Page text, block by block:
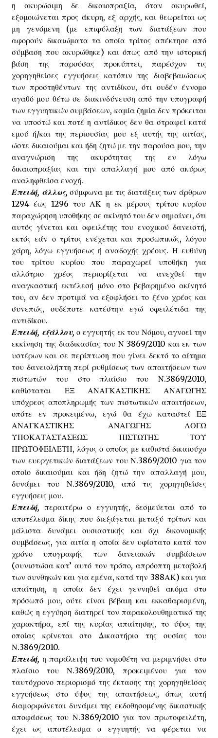
η ακυρώσιμη δε δικαιοπραξία, όταν ακυρωθεί,
εξομοιώνεται προς άκυρη, εξ αρχής, και θεωρείται ως
μη γενόμενη (με επιφύλαξη των διατάξεων που
αφορούν δικαιώματα τα οποία τρίτος απέκτησε από
σύμβαση που ακυρώθηκε) και όπως από την ιστορική
βάση της παρούσας προκύπτει, παρέσχον τις
χορηγηθείσες εγγυήσεις κατόπιν της διαβεβαιώσεως
των προστηθέντων της αντιδίκου, ότι ουδέν έννομο
αγαθό μου θέτω σε διακινδύνευση από την υπογραφή
των εγγυητικών συμβάσεων, καμία ζημία δεν πρόκειται
να υποστώ και ποτέ η αντίδικος δεν θα στραφεί κατά
εμού ή/και της περιουσίας μου εξ αυτής της αιτίας,
ώστε δικαιούμαι και ήδη ζητώ με την παρούσα μου, την
αναγνώριση της ακυρότητας της εν λόγω
δικαιοπραξίας και την απαλλαγή μου από ακύρως
αναληφθείσα ενοχή.
Επειδή, άλλως, σύμφωνα με τις διατάξεις των άρθρων
1294 έως 1296 του ΑΚ η εκ μέρους τρίτου κυρίου
παραχώρηση υποθήκης σε ακίνητό του δεν σημαίνει, ότι
αυτός γίνεται και οφειλέτης του ενοχικού δανειστή,
εκτός εάν ο τρίτος ενέχεται και προσωπικώς, λόγου
χάρη, λόγω εγγυήσεως ή αναδοχής χρέους. Η ευθύνη
του τρίτου κυρίου που παραχωρεί υποθήκη για
αλλότριο χρέος περιορίζεται να ανεχθεί την
αναγκαστική εκτέλεσή μόνο στο βεβαρημένο ακίνητό
του, αν δεν προτιμά να εξοφλήσει το ξένο χρέος και
συνεπώς, ουδέποτε κατέστην εγώ οφειλέτιδα της
αντιδίκου.
Επειδή, εξάλλου, ο εγγυητής εκ του Νόμου, αγνοεί την
εκκίνηση της διαδικασίας του Ν 3869/2010 και εκ των
υστέρων και σε περίπτωση που γίνει δεκτό το αίτημα
του δανειολήπτη περί ρυθμίσεως των απαιτήσεων των
πιστωτών του στο πλαίσιο του Ν.3869/2010,
καθίσταται ΕΞ ΑΝΑΓΚΑΣΤΙΚΗΣ ΑΝΑΓΩΓΗΣ
υπόχρεος αποπληρωμής των πιστωτικών απαιτήσεων,
οπότε εν προκειμένω, εγώ θα έχω καταστεί ΕΞ
ΑΝΑΓΚΑΣΤΙΚΗΣ ΑΝΑΓΩΓΗΣ ΛΟΓΩ
ΥΠΟΚΑΤΑΣΤΑΣΕΩΣ ΠΙΣΤΩΤΗΣ ΤΟΥ
ΠΡΩΤΟΦΕΙΛΕΤΗ, λόγος ο οποίος με καθιστά δικαιούχο
των ευεργετικών διατάξεων του Ν.3869/2010 για τον
οποίο δικαιούμαι και ήδη ζητώ την απαλλαγή μου,
δυνάμει του Ν.3869/2010, από τις χορηγηθείσες
εγγυήσεις μου.
Επειδή, περαιτέρω ο εγγυητής, δεσμεύεται από το
αποτέλεσμα δίκης που διεξάγεται μεταξύ τρίτων και
μάλιστα δυνάμει ουσιαστικής και όχι δικονομικής
συμβάσεως, για αιτία η οποία δεν υφίστατο κατά τον
χρόνο υπογραφής των δανειακών συμβάσεων
(συνιστώσα κατ’ αυτό τον τρόπο, απρόοπτη μεταβολή
των συνθηκών και για εμένα, κατά την 388ΑΚ) και για
απαίτηση, η οποία δεν έχει γεννηθεί ακόμα στο
πρόσωπό μου, ούτε είναι βέβαιη και εκκαθαρισμένη,
καθώς η εγγύηση διατηρεί τον παρακολουθηματικό της
χαρακτήρα, επί της κυρίας απαίτησης, το ύψος της
οποίας κρίνεται στο Δικαστήριο της ουσίας του
Ν.3869/2010.
Επειδή, η παράλειψη του νομοθέτη να μεριμνήσει στο
πλαίσιο του Ν.3869/2010, προκειμένου για τον
ταυτόχρονο περιορισμό της έκτασης της χορηγηθείσας
εγγυήσεως στο ύψος της απαιτήσεως, όπως αυτή
διαμορφώνεται δυνάμει της εκδοθησομένης δικαστικής
αποφάσεως του Ν.3869/2010 για τον πρωτοφειλέτη,
έχει ως αποτέλεσμα ο εγγυητής να φέρεται να